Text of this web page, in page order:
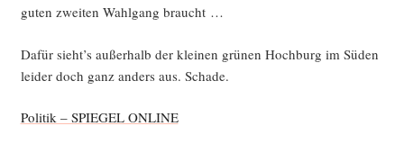
guten zwei­ten Wahl­gang braucht …
Dafür sieht’s außer­halb der klei­nen grü­nen Hoch­burg im Süden
lei­der doch ganz anders aus. Schade.
Poli­tik – SPIEGEL ONLINE